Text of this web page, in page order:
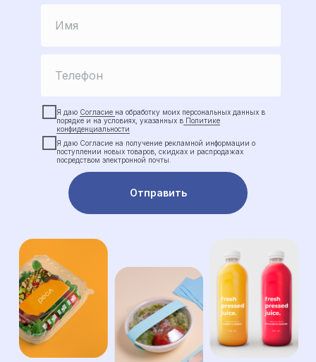
Я даю Согласие на обработку моих персональных данных в
порядке и на условиях, указанных в Политике
конфиденциальности
Я даю Cогласие на получение рекламной информации о
поступлении новых товаров, скидках и распродажах
посредством электронной почты.
Отправить